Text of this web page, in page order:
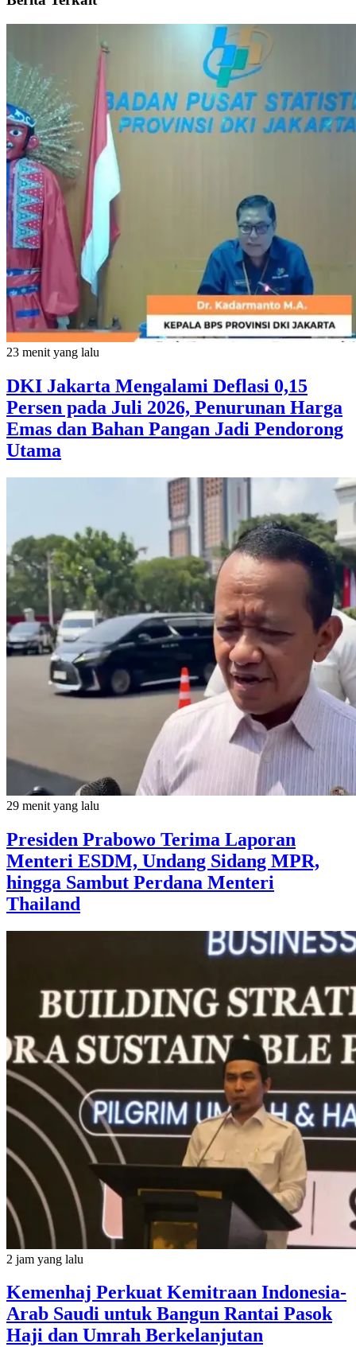
23 menit yang lalu
DKI Jakarta Mengalami Deflasi 0,15
Persen pada Juli 2026, Penurunan Harga
Emas dan Bahan Pangan Jadi Pendorong
Utama
29 menit yang lalu
Presiden Prabowo Terima Laporan
Menteri ESDM, Undang Sidang MPR,
hingga Sambut Perdana Menteri
Thailand
2 jam yang lalu
Kemenhaj Perkuat Kemitraan Indonesia-
Arab Saudi untuk Bangun Rantai Pasok
Haji dan Umrah Berkelanjutan